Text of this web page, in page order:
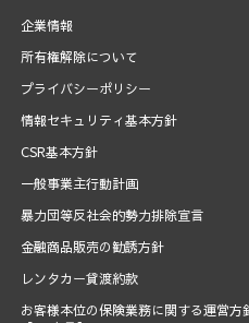
企業情報
所有権解除について
プライバシーポリシー
情報セキュリティ基本方針
CSR基本方針
一般事業主行動計画
暴力団等反社会的勢力排除宣言
金融商品販売の勧誘方針
レンタカー貸渡約款
お客様本位の保険業務に関する運営方